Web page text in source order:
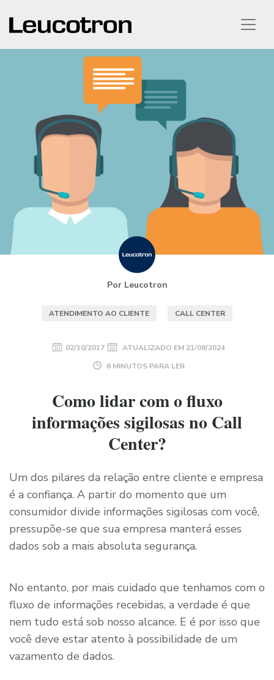
Por Leucotron
ATENDIMENTO AO CLIENTE CALL CENTER
02/10/2017 ATUALIZADO EM 21/08/2024
6 MINUTOS PARA LER
Como lidar com o fluxo
informações sigilosas no Call
Center?
Um dos pilares da relação entre cliente e empresa
é a confiança. A partir do momento que um
consumidor divide informações sigilosas com você,
pressupõe-se que sua empresa manterá esses
dados sob a mais absoluta segurança.
No entanto, por mais cuidado que tenhamos com o
fluxo de informações recebidas, a verdade é que
nem tudo está sob nosso alcance. E é por isso que
você deve estar atento à possibilidade de um
vazamento de dados.